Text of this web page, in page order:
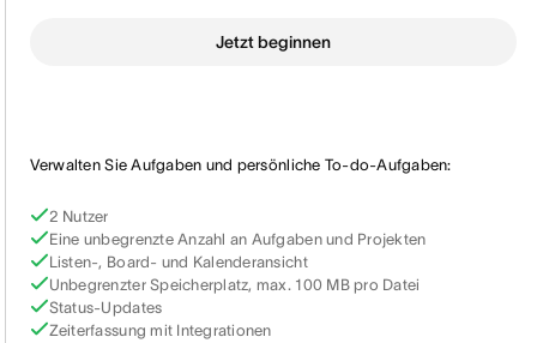
Jetzt beginnen
Verwalten Sie Aufgaben und persönliche To-do-Aufgaben:
2 Nutzer
Eine unbegrenzte Anzahl an Aufgaben und Projekten
Listen-, Board- und Kalenderansicht
Unbegrenzter Speicherplatz, max. 100 MB pro Datei
Status-Updates
Zeiterfassung mit Integrationen